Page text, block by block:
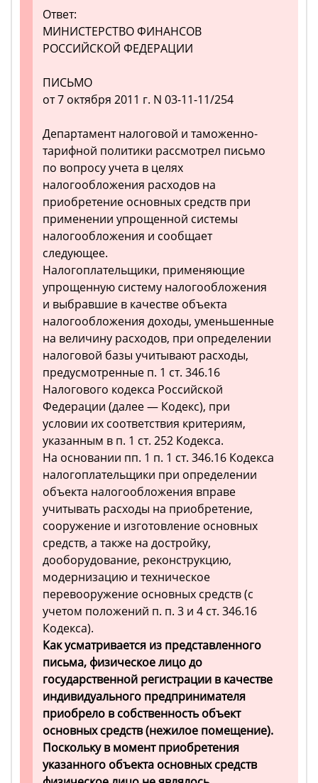
Ответ:
МИНИСТЕРСТВО ФИНАНСОВ
РОССИЙСКОЙ ФЕДЕРАЦИИ
ПИСЬМО
от 7 октября 2011 г. N 03-11-11/254
Департамент налоговой и таможенно-
тарифной политики рассмотрел письмо
по вопросу учета в целях
налогообложения расходов на
приобретение основных средств при
применении упрощенной системы
налогообложения и сообщает
следующее.
Налогоплательщики, применяющие
упрощенную систему налогообложения
и выбравшие в качестве объекта
налогообложения доходы, уменьшенные
на величину расходов, при определении
налоговой базы учитывают расходы,
предусмотренные п. 1 ст. 346.16
Налогового кодекса Российской
Федерации (далее — Кодекс), при
условии их соответствия критериям,
указанным в п. 1 ст. 252 Кодекса.
На основании пп. 1 п. 1 ст. 346.16 Кодекса
налогоплательщики при определении
объекта налогообложения вправе
учитывать расходы на приобретение,
сооружение и изготовление основных
средств, а также на достройку,
дооборудование, реконструкцию,
модернизацию и техническое
перевооружение основных средств (с
учетом положений п. п. 3 и 4 ст. 346.16
Кодекса).
Как усматривается из представленного
письма, физическое лицо до
государственной регистрации в качестве
индивидуального предпринимателя
приобрело в собственность объект
основных средств (нежилое помещение).
Поскольку в момент приобретения
указанного объекта основных средств